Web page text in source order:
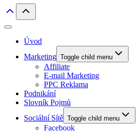
Úvod
Marketing Toggle child menu
Affiliate
E-mail Marketing
PPC Reklama
Podnikání
Slovník Pojmů
Sociální Sítě Toggle child menu
Facebook